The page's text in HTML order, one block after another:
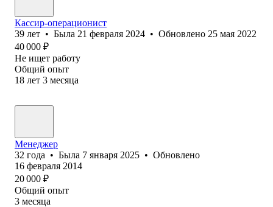
Кассир-операционист
39 лет • Была 21 февраля 2024 • Обновлено 25 мая 2022
40 000 ₽
Не ищет работу
Общий опыт
18 лет 3 месяца
Менеджер
32 года • Была 7 января 2025 • Обновлено
16 февраля 2014
20 000 ₽
Общий опыт
3 месяца